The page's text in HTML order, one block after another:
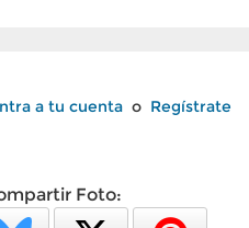
a tu cuenta o Regístrate
Foto: